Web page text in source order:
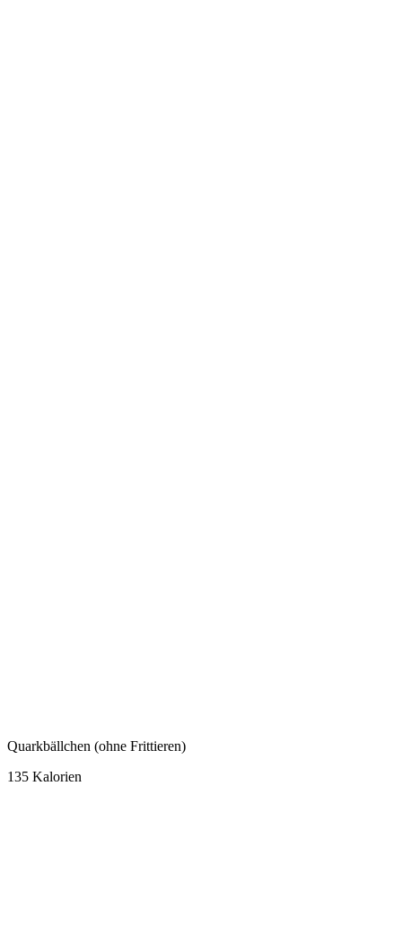
Quarkbällchen (ohne Frittieren)
135 Kalorien